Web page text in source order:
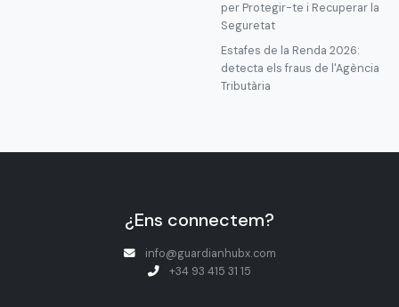
per Protegir-te i Recuperar la
Seguretat
Estafes de la Renda 2026:
detecta els fraus de l'Agència
Tributària
¿Ens connectem?
info@guardianhubx.com
+34 93 415 31 15